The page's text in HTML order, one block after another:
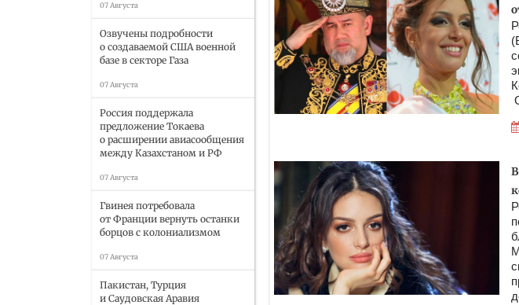
07 Августа
Озвучены подробности
о создаваемой США военной
базе в секторе Газа
07 Августа
Россия поддержала
предложение Токаева
о расширении авиасообщения
между Казахстаном и РФ
07 Августа
Гвинея потребовала
от Франции вернуть останки
борцов с колониализмом
07 Августа
Пакистан, Турция
и Саудовская Аравия